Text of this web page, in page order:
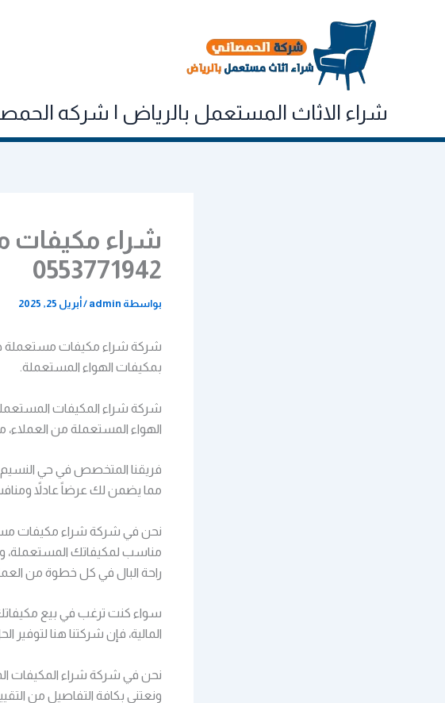
شراء الاثاث المستعمل بالرياض | شركه الحمصاني |
شراء مكيفات
0553771942
بواسطة admin
/أبريل 25, 2025
شركة شراء مكيفات مستعملة حي
بمكيفات الهواء المستعملة.
شركة شراء المكيفات
الهواء المستعملة من العملاء،
فريقنا المتخصص في حي النسيم
مما يضمن لك عرضاً عادلاً
نحن في شركة شراء مكيفات
مناسب لمكيفاتك المستعملة،
راحة البال في كل خطوة من
سواء كنت ترغب في بيع
المالية، فإن شركتنا هنا لتوفير
نحن في شركة شراء المكيفات
ونعتني بكافة التفاصيل من